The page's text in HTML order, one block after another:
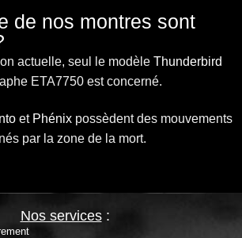
de nos montres sont
actuelle, seul le modèle Thunderbird
ETA7750 est concerné.
et Phénix possèdent des mouvements
par la zone de la mort.
Nos services: